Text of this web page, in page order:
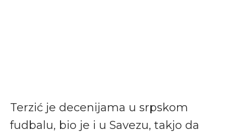
Terzić je decenijama u srpskom
fudbalu, bio je i u Savezu, takjo da